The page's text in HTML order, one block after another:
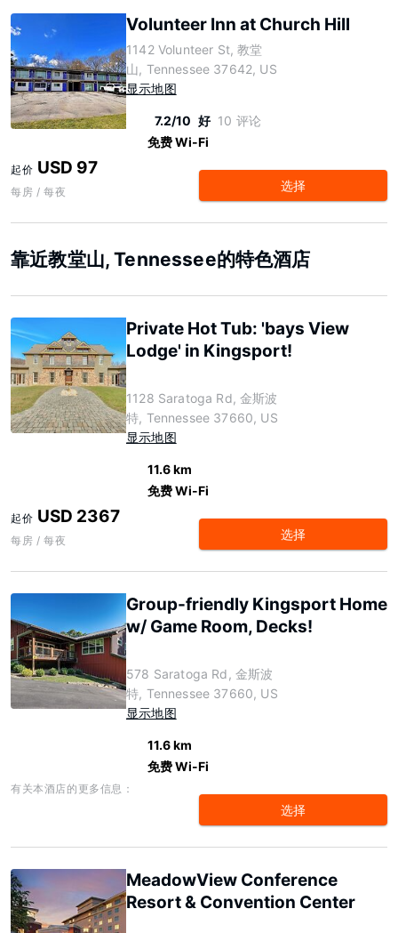
Volunteer Inn at Church Hill
1142 Volunteer St, 教堂
山, Tennessee 37642, US
显示地图
7.2/10 好 10 评论
免费 Wi-Fi
起价 USD 97
每房 / 每夜 选择
靠近教堂山, Tennessee的特色酒店
Private Hot Tub: 'bays View
Lodge' in Kingsport!
1128 Saratoga Rd, 金斯波
特, Tennessee 37660, US
显示地图
11.6 km
免费 Wi-Fi
起价 USD 2367
每房 / 每夜 选择
Group-friendly Kingsport Home
w/ Game Room, Decks!
578 Saratoga Rd, 金斯波
特, Tennessee 37660, US
显示地图
11.6 km
免费 Wi-Fi
有关本酒店的更多信息：
选择
MeadowView Conference
Resort & Convention Center